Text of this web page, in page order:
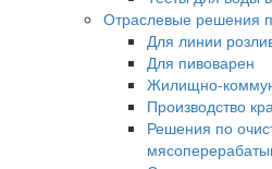
Отраслевые решения
Для линии
Для пивоварен
Жилищно-
Производство
Решения по